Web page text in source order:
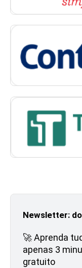
Newsletter:
🚀 Aprenda
apenas 3
gratuito